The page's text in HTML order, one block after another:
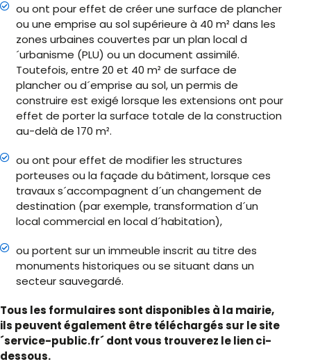
ou ont pour effet de créer une surface de plancher
ou une emprise au sol supérieure à 40 m² dans les
zones urbaines couvertes par un plan local d
´urbanisme (PLU) ou un document assimilé.
Toutefois, entre 20 et 40 m² de surface de
plancher ou d´emprise au sol, un permis de
construire est exigé lorsque les extensions ont pour
effet de porter la surface totale de la construction
au-delà de 170 m².
ou ont pour effet de modifier les structures
porteuses ou la façade du bâtiment, lorsque ces
travaux s´accompagnent d´un changement de
destination (par exemple, transformation d´un
local commercial en local d´habitation),
ou portent sur un immeuble inscrit au titre des
monuments historiques ou se situant dans un
secteur sauvegardé.
Tous les formulaires sont disponibles à la mairie,
ils peuvent également être téléchargés sur le site
´service-public.fr´ dont vous trouverez le lien ci-
dessous.